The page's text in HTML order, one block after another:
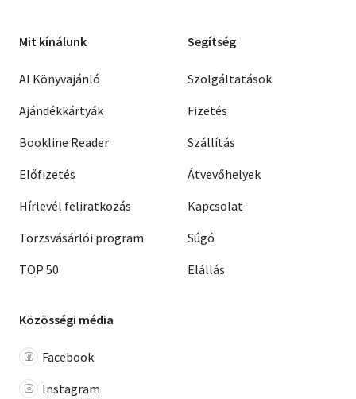
Mit kínálunk
AI Könyvajánló
Ajándékkártyák
Bookline Reader
Előfizetés
Hírlevél feliratkozás
Törzsvásárlói program
TOP 50
Segítség
Szolgáltatások
Fizetés
Szállítás
Átvevőhelyek
Kapcsolat
Súgó
Elállás
Közösségi média
Facebook
Instagram